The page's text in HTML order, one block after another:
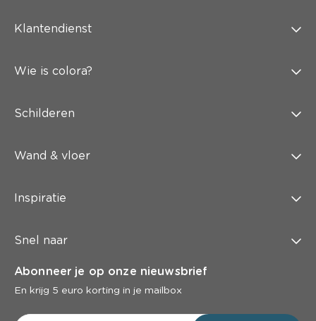
Klantendienst
Wie is colora?
Schilderen
Wand & vloer
Inspiratie
Snel naar
Abonneer je op onze nieuwsbrief
En krijg 5 euro korting in je mailbox